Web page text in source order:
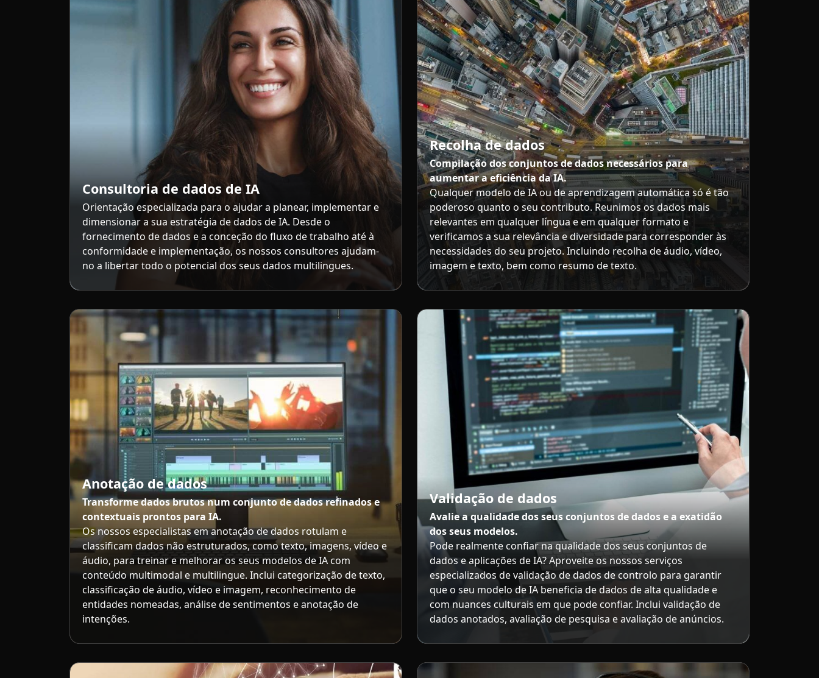
Consultoria de dados de IA
Orientação especializada para o ajudar a planear, implementar e
dimensionar a sua estratégia de dados de IA. Desde o
fornecimento de dados e a conceção do fluxo de trabalho até à
conformidade e implementação, os nossos consultores ajudam-
no a libertar todo o potencial dos seus dados multilingues.
Recolha de dados
Compilação dos conjuntos de dados necessários para
aumentar a eficiência da IA.
Qualquer modelo de IA ou de aprendizagem automática só é tão
poderoso quanto o seu contributo. Reunimos os dados mais
relevantes em qualquer língua e em qualquer formato e
verificamos a sua relevância e diversidade para corresponder às
necessidades do seu projeto. Incluindo recolha de áudio, vídeo,
imagem e texto, bem como resumo de texto.
Anotação de dados
Transforme dados brutos num conjunto de dados refinados e
contextuais prontos para IA.
Os nossos especialistas em anotação de dados rotulam e
classificam dados não estruturados, como texto, imagens, vídeo e
áudio, para treinar e melhorar os seus modelos de IA com
conteúdo multimodal e multilingue. Inclui categorização de texto,
classificação de áudio, vídeo e imagem, reconhecimento de
entidades nomeadas, análise de sentimentos e anotação de
intenções.
Validação de dados
Avalie a qualidade dos seus conjuntos de dados e a exatidão
dos seus modelos.
Pode realmente confiar na qualidade dos seus conjuntos de
dados e aplicações de IA? Aproveite os nossos serviços
especializados de validação de dados de controlo para garantir
que o seu modelo de IA beneficia de dados de alta qualidade e
com nuances culturais em que pode confiar. Inclui validação de
dados anotados, avaliação de pesquisa e avaliação de anúncios.